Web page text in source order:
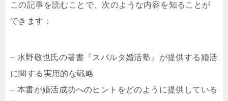
この記事を読むことで、次のような内容を知ることが
できます：
– 水野敬也氏の著書『スパルタ婚活塾』が提供する婚活
に関する実用的な戦略
– 本書が婚活成功へのヒントをどのように提供している